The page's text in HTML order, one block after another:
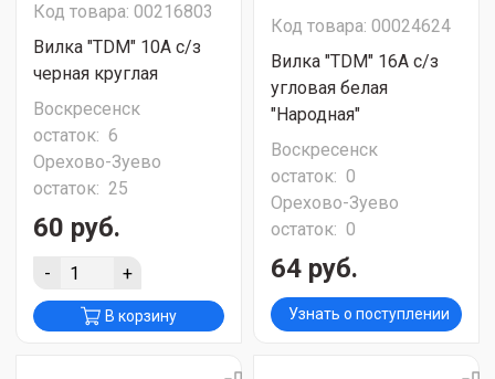
Код товара: 00216803
Вилка "TDM" 10А с/з
черная круглая
Воскресенск
остаток: 6
Орехово-Зуево
остаток: 25
60 руб.
- +
В корзину
Код товара: 00024624
Вилка "TDM" 16А с/з
угловая белая
"Народная"
Воскресенск
остаток: 0
Орехово-Зуево
остаток: 0
64 руб.
Узнать о поступлении